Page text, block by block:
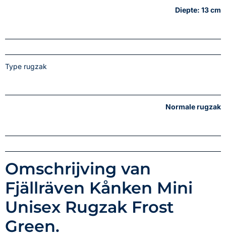
Diepte: 13 cm
Type rugzak
Normale rugzak
Omschrijving van
Fjällräven Kånken Mini
Unisex Rugzak Frost
Green.